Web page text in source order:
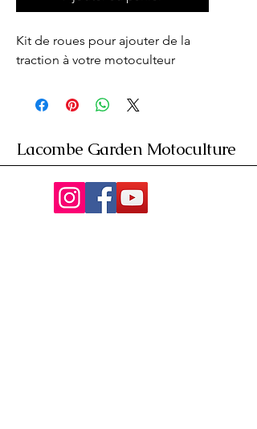
Kit de roues pour ajouter de la
traction à votre motoculteur
Lacombe Garden Motoculture